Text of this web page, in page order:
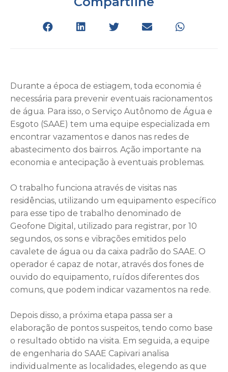
Durante a época de estiagem, toda economia é
necessária para prevenir eventuais racionamentos
de água. Para isso, o Serviço Autônomo de Água e
Esgoto (SAAE) tem uma equipe especializada em
encontrar vazamentos e danos nas redes de
abastecimento dos bairros. Ação importante na
economia e antecipação à eventuais problemas.
O trabalho funciona através de visitas nas
residências, utilizando um equipamento específico
para esse tipo de trabalho denominado de
Geofone Digital, utilizado para registrar, por 10
segundos, os sons e vibrações emitidos pelo
cavalete de água ou da caixa padrão do SAAE. O
operador é capaz de notar, através dos fones de
ouvido do equipamento, ruídos diferentes dos
comuns, que podem indicar vazamentos na rede.
Depois disso, a próxima etapa passa ser a
elaboração de pontos suspeitos, tendo como base
o resultado obtido na visita. Em seguida, a equipe
de engenharia do SAAE Capivari analisa
individualmente as localidades, elegendo as que